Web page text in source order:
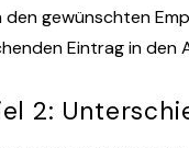
den gewünschten
Eintrag in den
2: